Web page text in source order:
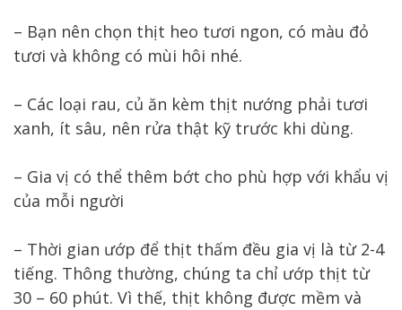
– Bạn nên chọn thịt heo tươi ngon, có màu đỏ
tươi và không có mùi hôi nhé.
– Các loại rau, củ ăn kèm thịt nướng phải tươi
xanh, ít sâu, nên rửa thật kỹ trước khi dùng.
– Gia vị có thể thêm bớt cho phù hợp với khẩu vị
của mỗi người
– Thời gian ướp để thịt thấm đều gia vị là từ 2-4
tiếng. Thông thường, chúng ta chỉ ướp thịt từ
30 – 60 phút. Vì thế, thịt không được mềm và